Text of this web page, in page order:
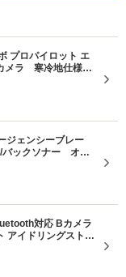
搭載される。ダイナミ
イスターと、親しみやす
ある（2019.3）
プロパイロット エ
メラ 寒冷地仕様
トハイビーム オ
ジェンシーブレー
ックソナー オー
ライバシーガラ
対応 Bカメラ
アイドリングストッ